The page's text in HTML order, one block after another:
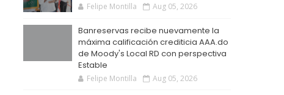
Felipe Montilla Aug 05, 2026
Banreservas recibe nuevamente la
máxima calificación crediticia AAA.do
de Moody's Local RD con perspectiva
Estable
Felipe Montilla Aug 05, 2026